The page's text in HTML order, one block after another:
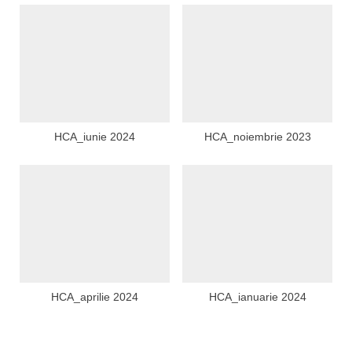
HCA_iunie 2024 HCA_noiembrie 2023
HCA_aprilie 2024 HCA_ianuarie 2024